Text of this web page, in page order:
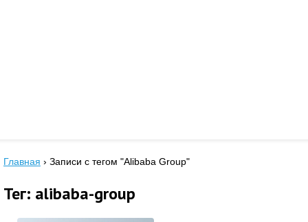
Главная › Записи с тегом "Alibaba Group"
Тег: alibaba-group